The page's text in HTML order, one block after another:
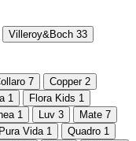
Villeroy&Boch 33
7 Copper 2
1 Flora Kids 1
1 Luv 3 Mate 7
Pura Vida 1 Quadro 1